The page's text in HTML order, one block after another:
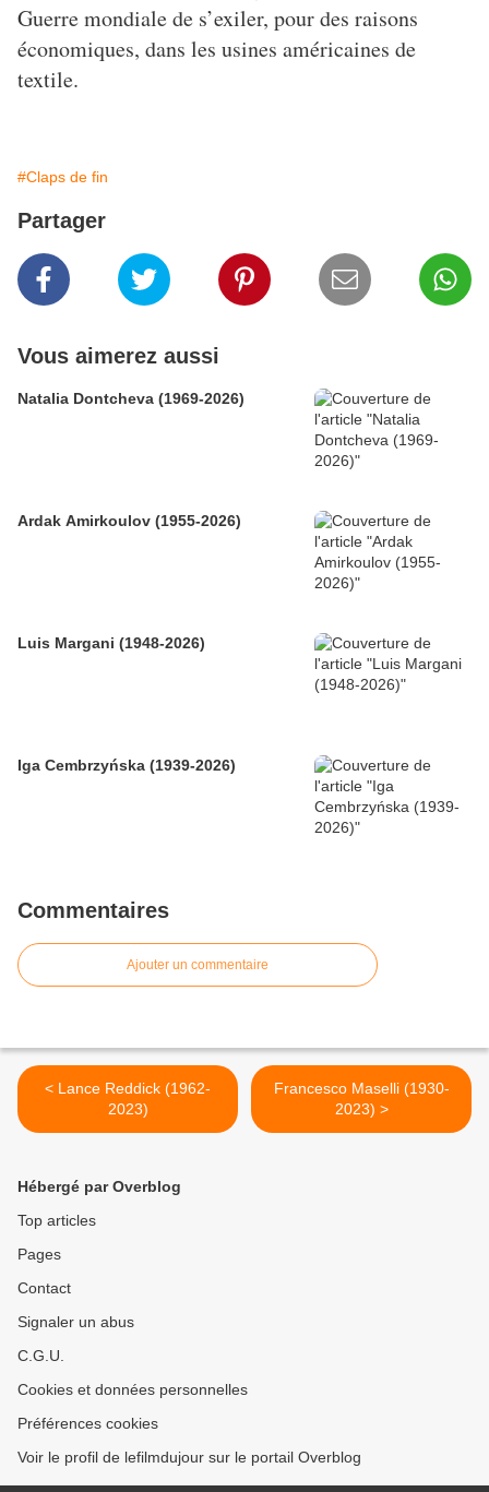
Guerre mondiale de s’exiler, pour des raisons
économiques, dans les usines américaines de
textile.
#Claps de fin
Partager
Vous aimerez aussi
Natalia Dontcheva (1969-2026)
Ardak Amirkoulov (1955-2026)
Luis Margani (1948-2026)
Iga Cembrzyńska (1939-2026)
Commentaires
Ajouter un commentaire
< Lance Reddick (1962-
2023)
Francesco Maselli (1930-
2023) >
Hébergé par Overblog
Top articles
Pages
Contact
Signaler un abus
C.G.U.
Cookies et données personnelles
Préférences cookies
Voir le profil de lefilmdujour sur le portail Overblog